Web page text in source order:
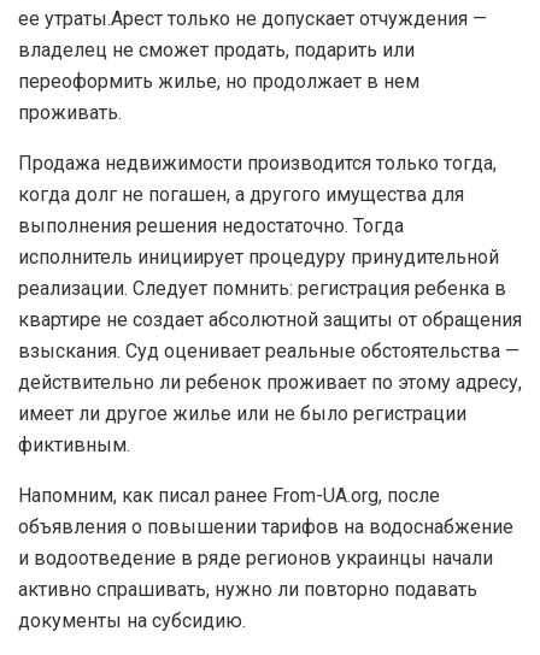
ее утраты.Арест только не допускает отчуждения —
владелец не сможет продать, подарить или
переоформить жилье, но продолжает в нем
проживать.
Продажа недвижимости производится только тогда,
когда долг не погашен, а другого имущества для
выполнения решения недостаточно. Тогда
исполнитель инициирует процедуру принудительной
реализации. Следует помнить: регистрация ребенка в
квартире не создает абсолютной защиты от обращения
взыскания. Суд оценивает реальные обстоятельства —
действительно ли ребенок проживает по этому адресу,
имеет ли другое жилье или не было регистрации
фиктивным.
Напомним, как писал ранее From-UA.org, после
объявления о повышении тарифов на водоснабжение
и водоотведение в ряде регионов украинцы начали
активно спрашивать, нужно ли повторно подавать
документы на субсидию.